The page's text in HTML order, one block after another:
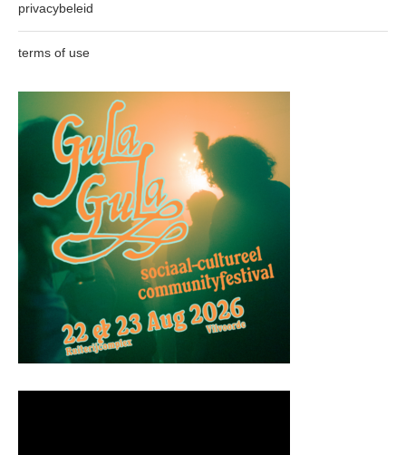
privacybeleid
terms of use